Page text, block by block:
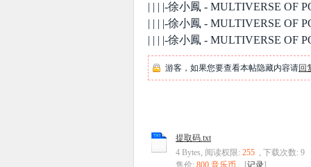
| | | |-徐小鳳 - MULTIVERSE OF
| | | |-徐小鳳 - MULTIVERSE OF
| | | |-徐小鳳 - MULTIVERSE OF
游客，如果您要查看本帖隐藏内容请回
提取码.txt
4 Bytes, 阅读权限: 255 , 下载次数: 9
售价: 800 音乐币 [记录]